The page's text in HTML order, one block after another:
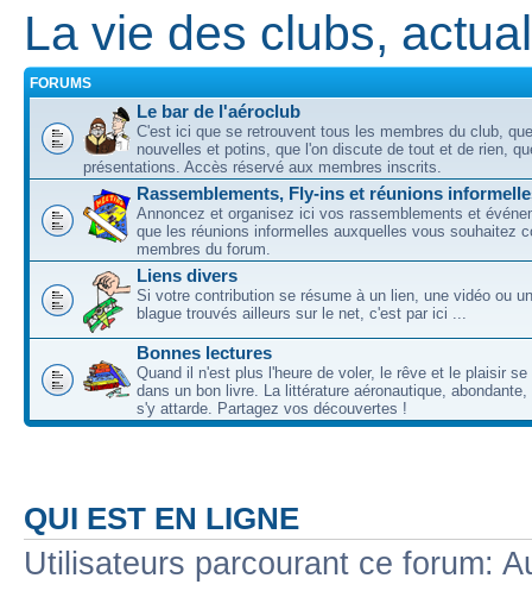
La vie des clubs,
FORUMS
Le bar de l'aéroclub
C'est ici que se retrouvent tous les membres du club,
nouvelles et potins, que l'on discute de tout et de rien,
présentations. Accès réservé aux membres inscrits.
Rassemblements, Fly-ins et réunions
Annoncez et organisez ici vos rassemblements et
que les réunions informelles auxquelles vous souhaitez
membres du forum.
Liens divers
Si votre contribution se résume à un lien, une vidéo ou
blague trouvés ailleurs sur le net, c'est par ici ...
Bonnes lectures
Quand il n'est plus l'heure de voler, le rêve et le plaisir se
dans un bon livre. La littérature aéronautique, abondante,
s'y attarde. Partagez vos découvertes !
QUI EST EN LIGNE
Utilisateurs parcourant ce forum: